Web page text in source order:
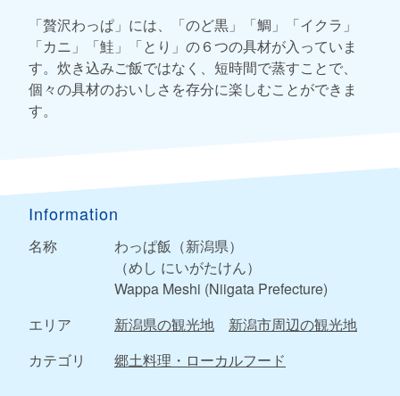
「贅沢わっぱ」には、「のど黒」「鯛」「イクラ」
「カニ」「鮭」「とり」の６つの具材が入っていま
す。炊き込みご飯ではなく、短時間で蒸すことで、
個々の具材のおいしさを存分に楽しむことができま
す。
Information
名称
わっぱ飯（新潟県）
（めし にいがたけん）
Wappa Meshi (Niigata Prefecture)
エリア
新潟県の観光地
新潟市周辺の観光地
カテゴリ
郷土料理・ローカルフード